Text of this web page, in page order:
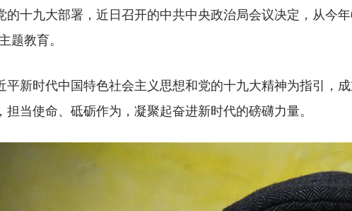
九大部署，近日召开的中共中央政治局会议决定，从今年
题教育。
时代中国特色社会主义思想和党的十九大精神为指引，成
担当使命、砥砺作为，凝聚起奋进新时代的磅礴力量。